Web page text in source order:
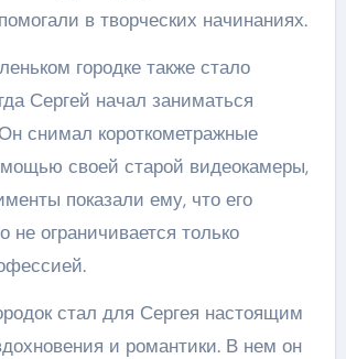
в творческих начинаниях.
городке также стало
Сергей начал заниматься
снимал короткометражные
своей старой видеокамеры,
показали ему, что его
не ограничивается только
стал для Сергея настоящим
и романтики. В нем он